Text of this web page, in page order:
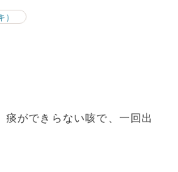
）
痰ができらない咳で、一回出